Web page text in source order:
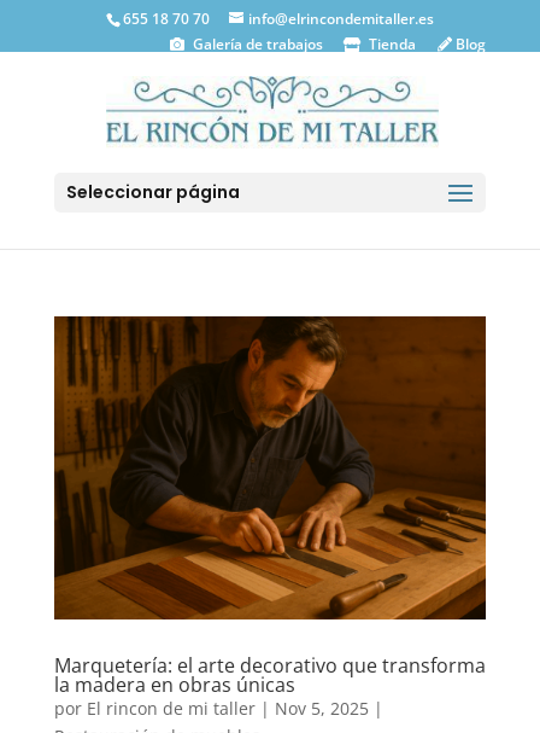
655 18 70 70
info@elrincondemitaller.es
Galería de trabajos
Tienda Blog
Seleccionar página
Marquetería: el arte decorativo que transforma
la madera en obras únicas
por El rincon de mi taller| Nov 5, 2025|